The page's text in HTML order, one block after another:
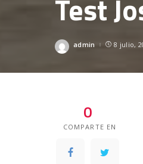
Test
Posted
admin 8 julio,
0
COMPARTE EN